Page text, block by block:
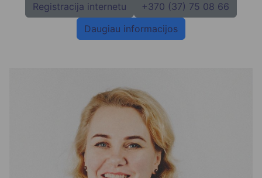
Registracija internetu
+370 (37) 75 08 66
Daugiau informacijos